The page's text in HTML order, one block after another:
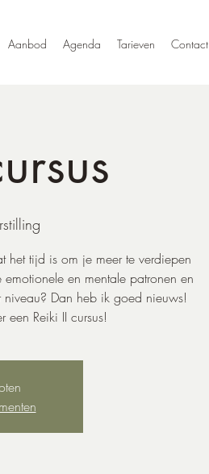
Aanbod Agenda Tarieven Contact
het tijd is om je meer te verdiepen
en mentale patronen en
Dan heb ik goed nieuws!
Reiki II cursus!